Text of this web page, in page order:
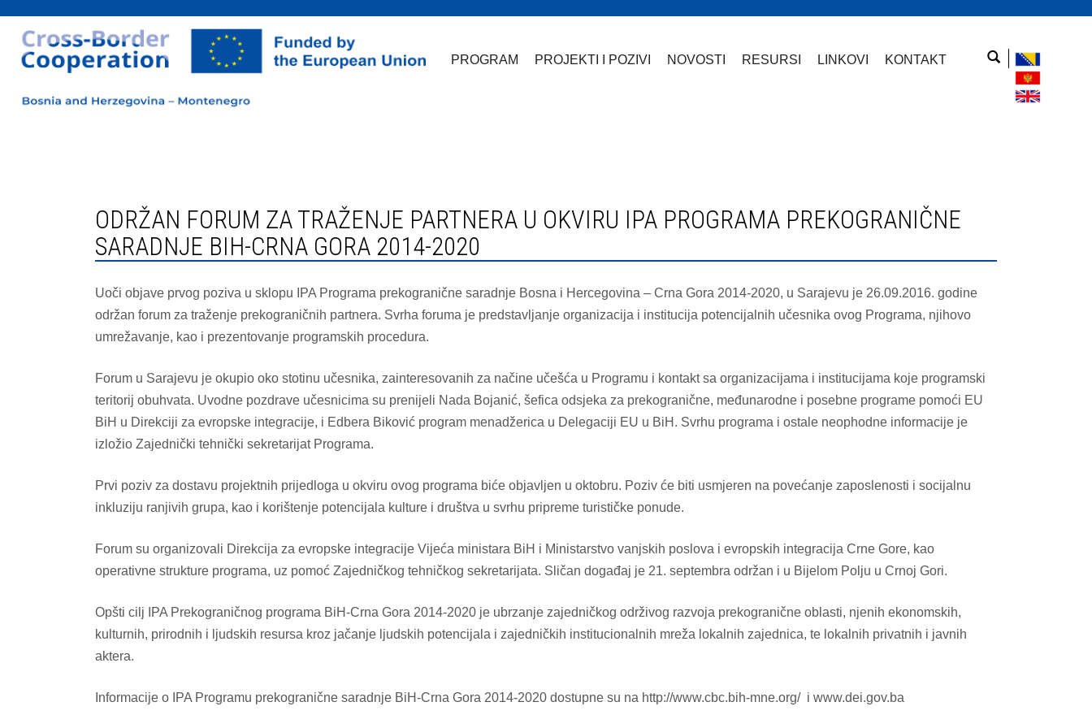
PROGRAM PROJEKTI I POZIVI NOVOSTI RESURSI LINKOVI KONTAKT
ODRŽAN FORUM ZA TRAŽENJE PARTNERA U OKVIRU IPA PROGRAMA PREKOGRANIČNE
SARADNJE BIH-CRNA GORA 2014-2020
Uoči objave prvog poziva u sklopu IPA Programa prekogranične saradnje Bosna i Hercegovina – Crna Gora 2014-2020, u Sarajevu je 26.09.2016. godine
održan forum za traženje prekograničnih partnera. Svrha foruma je predstavljanje organizacija i institucija potencijalnih učesnika ovog Programa, njihovo
umrežavanje, kao i prezentovanje programskih procedura.
Forum u Sarajevu je okupio oko stotinu učesnika, zainteresovanih za načine učešća u Programu i kontakt sa organizacijama i institucijama koje programski
teritorij obuhvata. Uvodne pozdrave učesnicima su prenijeli Nada Bojanić, šefica odsjeka za prekogranične, međunarodne i posebne programe pomoći EU
BiH u Direkciji za evropske integracije, i Edbera Biković program menadžerica u Delegaciji EU u BiH. Svrhu programa i ostale neophodne informacije je
izložio Zajednički tehnički sekretarijat Programa.
Prvi poziv za dostavu projektnih prijedloga u okviru ovog programa biće objavljen u oktobru. Poziv će biti usmjeren na povećanje zaposlenosti i socijalnu
inkluziju ranjivih grupa, kao i korištenje potencijala kulture i društva u svrhu pripreme turističke ponude.
Forum su organizovali Direkcija za evropske integracije Vijeća ministara BiH i Ministarstvo vanjskih poslova i evropskih integracija Crne Gore, kao
operativne strukture programa, uz pomoć Zajedničkog tehničkog sekretarijata. Sličan događaj je 21. septembra održan i u Bijelom Polju u Crnoj Gori.
Opšti cilj IPA Prekograničnog programa BiH-Crna Gora 2014-2020 je ubrzanje zajedničkog održivog razvoja prekogranične oblasti, njenih ekonomskih,
kulturnih, prirodnih i ljudskih resursa kroz jačanje ljudskih potencijala i zajedničkih institucionalnih mreža lokalnih zajednica, te lokalnih privatnih i javnih
aktera.
Informacije o IPA Programu prekogranične saradnje BiH-Crna Gora 2014-2020 dostupne su na http://www.cbc.bih-mne.org/ i www.dei.gov.ba